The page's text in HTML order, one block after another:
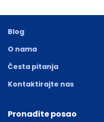
Blog
O nama
Česta pitanja
Kontaktirajte nas
Pronađite posao